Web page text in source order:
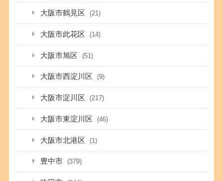
大阪市鶴見区 (21)
大阪市此花区 (14)
大阪市旭区 (51)
大阪市西淀川区 (9)
大阪市淀川区 (217)
大阪市東淀川区 (46)
大阪市北港区 (1)
豊中市 (379)